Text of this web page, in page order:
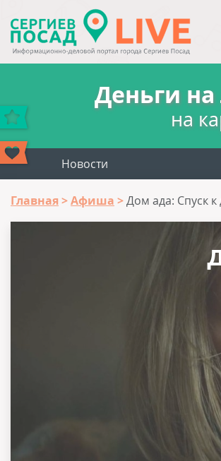
Деньги
на
Новости
Главная Афиша Дом ада: Спуск к